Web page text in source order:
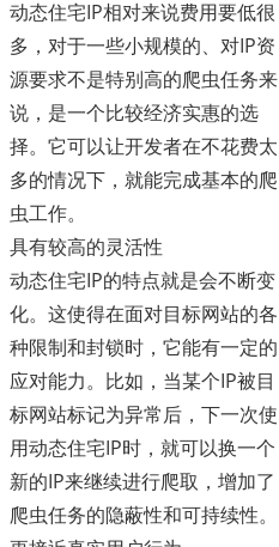
动态住宅IP相对来说费用要低很
多，对于一些小规模的、对IP资
源要求不是特别高的爬虫任务来
说，是一个比较经济实惠的选
择。它可以让开发者在不花费太
多的情况下，就能完成基本的爬
虫工作。
具有较高的灵活性
动态住宅IP的特点就是会不断变
化。这使得在面对目标网站的各
种限制和封锁时，它能有一定的
应对能力。比如，当某个IP被目
标网站标记为异常后，下一次使
用动态住宅IP时，就可以换一个
新的IP来继续进行爬取，增加了
爬虫任务的隐蔽性和可持续性。